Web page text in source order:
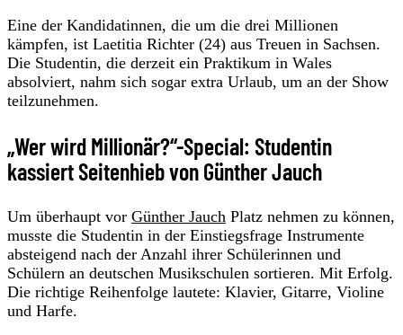
Eine der Kandidatinnen, die um die drei Millionen
kämpfen, ist Laetitia Richter (24) aus Treuen in Sachsen.
Die Studentin, die derzeit ein Praktikum in Wales
absolviert, nahm sich sogar extra Urlaub, um an der Show
teilzunehmen.
„Wer wird Millionär?“-Special: Studentin
kassiert Seitenhieb von Günther Jauch
Um überhaupt vor Günther Jauch Platz nehmen zu können,
musste die Studentin in der Einstiegsfrage Instrumente
absteigend nach der Anzahl ihrer Schülerinnen und
Schülern an deutschen Musikschulen sortieren. Mit Erfolg.
Die richtige Reihenfolge lautete: Klavier, Gitarre, Violine
und Harfe.